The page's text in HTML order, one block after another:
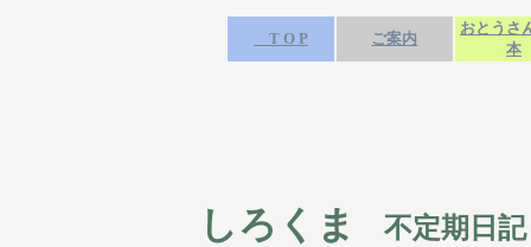
T O P ご案内
おとうさ
本
しろくま 不定期日記